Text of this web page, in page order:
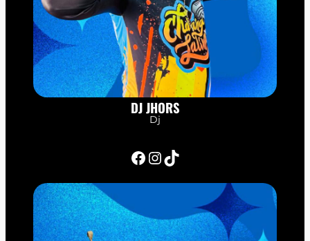
DJ JHORS
Dj
Facebook InstagramTikTok